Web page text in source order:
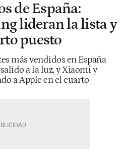
de España:
lideran la lista y
puesto
más vendidos en España
a la luz, y Xiaomi y
a Apple en el cuarto